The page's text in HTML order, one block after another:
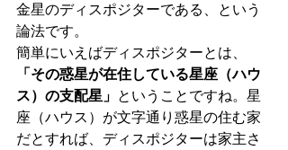
金星のディスポジターである、という
論法です。
簡単にいえばディスポジターとは、
「その惑星が在住している星座（ハウ
ス）の支配星」 ということですね。星
座（ハウス）が文字通り惑星の住む家
だとすれば、ディスポジターは家主さ